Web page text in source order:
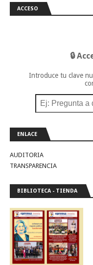
ACCESO
🔒
Introduce tu clave
ENLACE
AUDITORIA
TRANSPARENCIA
BIBLIOTECA - TIENDA